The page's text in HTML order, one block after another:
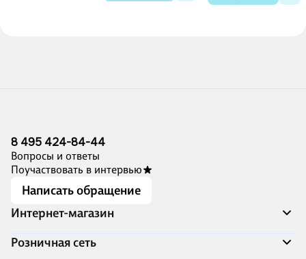
8 495 424-84-44
Вопросы и ответы
Поучаствовать в интервью
Написать обращение
Интернет-магазин
Акции
Розничная сеть